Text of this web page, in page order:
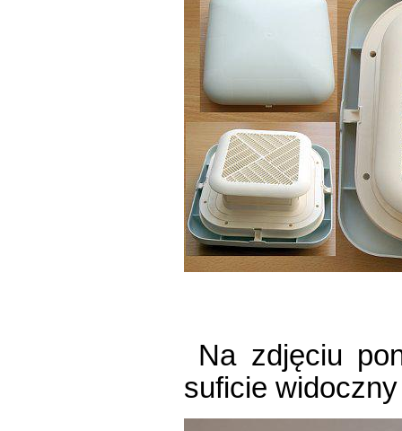
Na zdjęciu
suficie